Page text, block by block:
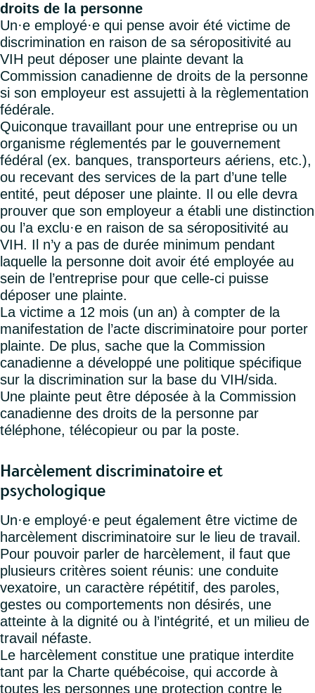
droits de la personne
Un·e employé·e qui pense avoir été victime de
discrimination en raison de sa séropositivité au
VIH peut déposer une plainte devant la
Commission canadienne de droits de la personne
si son employeur est assujetti à la règlementation
fédérale.
Quiconque travaillant pour une entreprise ou un
organisme réglementés par le gouvernement
fédéral (ex. banques, transporteurs aériens, etc.),
ou recevant des services de la part d’une telle
entité, peut déposer une plainte. Il ou elle devra
prouver que son employeur a établi une distinction
ou l’a exclu·e en raison de sa séropositivité au
VIH. Il n’y a pas de durée minimum pendant
laquelle la personne doit avoir été employée au
sein de l’entreprise pour que celle-ci puisse
déposer une plainte.
La victime a 12 mois (un an) à compter de la
manifestation de l’acte discriminatoire pour porter
plainte. De plus, sache que la Commission
canadienne a développé une politique spécifique
sur la discrimination sur la base du VIH/sida.
Une plainte peut être déposée à la Commission
canadienne des droits de la personne par
téléphone, télécopieur ou par la poste.
Harcèlement discriminatoire et
psychologique
Un·e employé·e peut également être victime de
harcèlement discriminatoire sur le lieu de travail.
Pour pouvoir parler de harcèlement, il faut que
plusieurs critères soient réunis: une conduite
vexatoire, un caractère répétitif, des paroles,
gestes ou comportements non désirés, une
atteinte à la dignité ou à l’intégrité, et un milieu de
travail néfaste.
Le harcèlement constitue une pratique interdite
tant par la Charte québécoise, qui accorde à
toutes les personnes une protection contre le